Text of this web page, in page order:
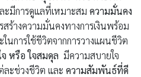
มีการดูแลที่เหมาะสม ความมั่นคง
สร้างความมั่นคงทางการเงินพร้อม
นการใช้ชีวิตจากการวางแผนชีวิต
หรือ ใจสมดุล มีความสบายใจ
ะช่วงชีวิต และ ความสัมพันธ์ที่ดี